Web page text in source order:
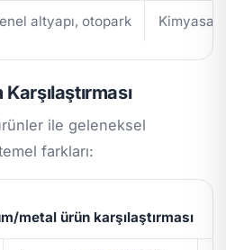
altyapı, otopark
ile geleneksel
farkları:
metal ürün karşılaştırması